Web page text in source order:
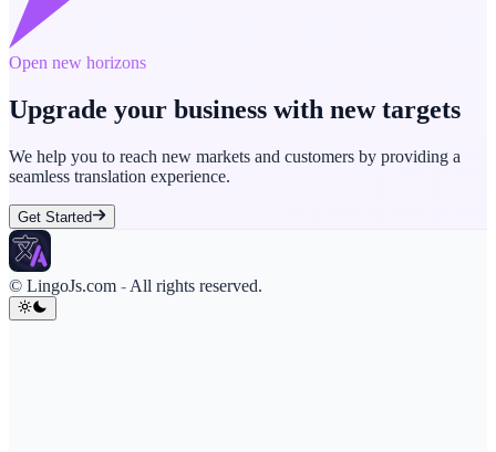
Open new horizons
Upgrade your business with new targets
We help you to reach new markets and customers by providing a
seamless translation experience.
Get Started
© LingoJs.com - All rights reserved.